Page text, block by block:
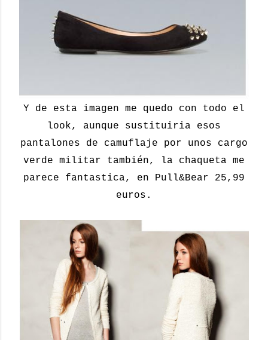
Y de esta imagen me quedo con todo el
look, aunque sustituiria esos
pantalones de camuflaje por unos cargo
verde militar también, la chaqueta me
parece fantastica, en Pull&Bear 25,99
euros.